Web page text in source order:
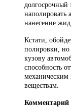
долгосрочный
наполировать
нанесение
Кстати,
полировки, но
кузову
способность
веществам.
Комментарий